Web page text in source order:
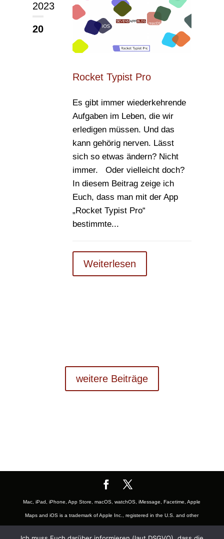
2023
20
Rocket Typist Pro
Es gibt immer wiederkehrende
Aufgaben im Leben, die wir
erledigen müssen. Und das
kann gehörig nerven. Lässt
sich so etwas ändern? Nicht
immer. Oder vielleicht doch?
In diesem Beitrag zeige ich
Euch, dass man mit der App
„Rocket Typist Pro“
bestimmte...
Weiterlesen
weitere Beiträge
Mac, iPad, iPhone, App Store, macOS, watchOS, iMessage, Facetime, Apple
Maps and iOS is a trademark of Apple Inc., registered in the U.S. and other